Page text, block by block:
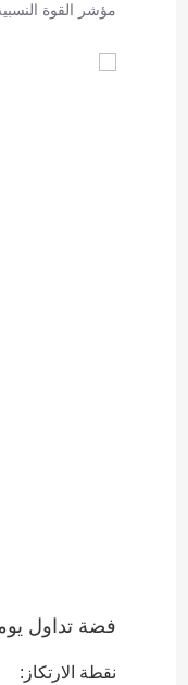
مؤشر القوة
فضة تداول
نقطة الارتكاز: